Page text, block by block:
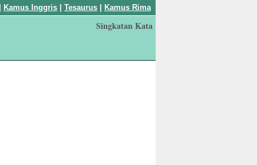
Kamus Inggris Tesaurus Kamus Rima
Singkatan Kata